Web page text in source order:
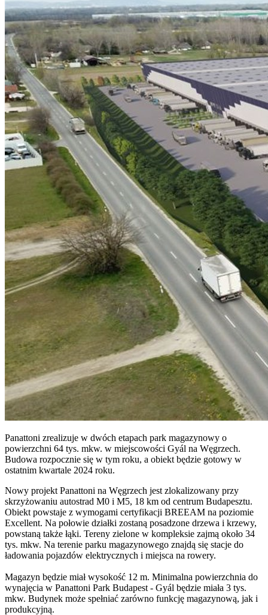
Panattoni zrealizuje w dwóch etapach park magazynowy o
powierzchni 64 tys. mkw. w miejscowości Gyál na Węgrzech.
Budowa rozpocznie się w tym roku, a obiekt będzie gotowy w
ostatnim kwartale 2024 roku.
Nowy projekt Panattoni na Węgrzech jest zlokalizowany przy
skrzyżowaniu autostrad M0 i M5, 18 km od centrum Budapesztu.
Obiekt powstaje z wymogami certyfikacji BREEAM na poziomie
Excellent. Na połowie działki zostaną posadzone drzewa i krzewy,
powstaną także łąki. Tereny zielone w kompleksie zajmą około 34
tys. mkw. Na terenie parku magazynowego znajdą się stacje do
ładowania pojazdów elektrycznych i miejsca na rowery.
Magazyn będzie miał wysokość 12 m. Minimalna powierzchnia do
wynajęcia w Panattoni Park Budapest - Gyál będzie miała 3 tys.
mkw. Budynek może spełniać zarówno funkcję magazynową, jak i
produkcyjną.